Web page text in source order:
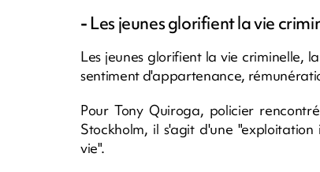
- Les jeunes glorifient la vie
Les jeunes glorifient la vie criminelle,
sentiment d'appartenance,
Pour Tony Quiroga, policier
Stockholm, il s'agit d'une
vie".